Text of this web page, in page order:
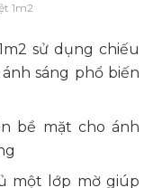
1m2
sử dụng chiếu
sáng phổ biến
bề mặt cho ánh
một lớp mờ giúp